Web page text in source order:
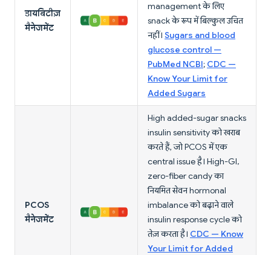
डायबिटीज़
मैनेजमेंट
management के लिए
snack के रूप में बिल्कुल उचित
नहीं। Sugars and blood
glucose control —
PubMed NCBI; CDC —
Know Your Limit for
Added Sugars
PCOS
मैनेजमेंट
High added-sugar snacks
insulin sensitivity को खराब
करते हैं, जो PCOS में एक
central issue है। High-GI,
zero-fiber candy का
नियमित सेवन hormonal
imbalance को बढ़ाने वाले
insulin response cycle को
तेज़ करता है। CDC — Know
Your Limit for Added